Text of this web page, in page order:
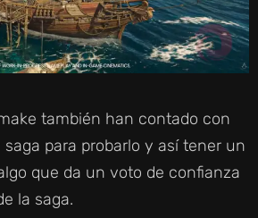
también han contado con
para probarlo y así tener un
que da un voto de confianza
la saga.